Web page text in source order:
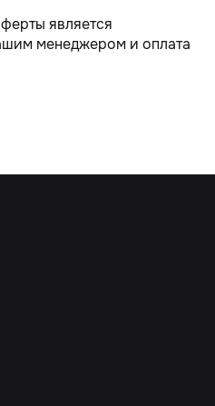
является
менеджером и оплата